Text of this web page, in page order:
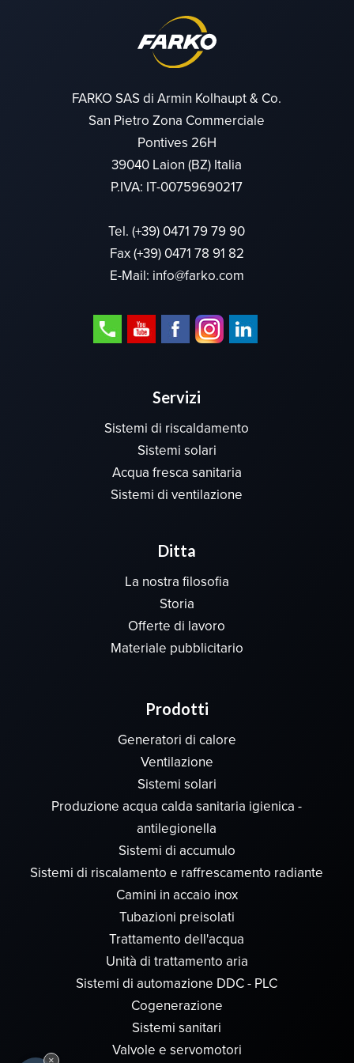
FARKO SAS di Armin Kolhaupt & Co.
San Pietro Zona Commerciale
Pontives 26H
39040 Laion (BZ) Italia
P.IVA: IT-00759690217
Tel.(+39) 0471 79 79 90
Fax (+39) 0471 78 91 82
E-Mail: info@farko.com
Servizi
Sistemi di riscaldamento
Sistemi solari
Acqua fresca sanitaria
Sistemi di ventilazione
Ditta
La nostra filosofia
Storia
Offerte di lavoro
Materiale pubblicitario
Prodotti
Generatori di calore
Ventilazione
Sistemi solari
Produzione acqua calda sanitaria igienica -
antilegionella
Sistemi di accumulo
Sistemi di riscalamento e raffrescamento radiante
Camini in accaio inox
Tubazioni preisolati
Trattamento dell'acqua
Unità di trattamento aria
Sistemi di automazione DDC - PLC
Cogenerazione
Sistemi sanitari
Valvole e servomotori
×